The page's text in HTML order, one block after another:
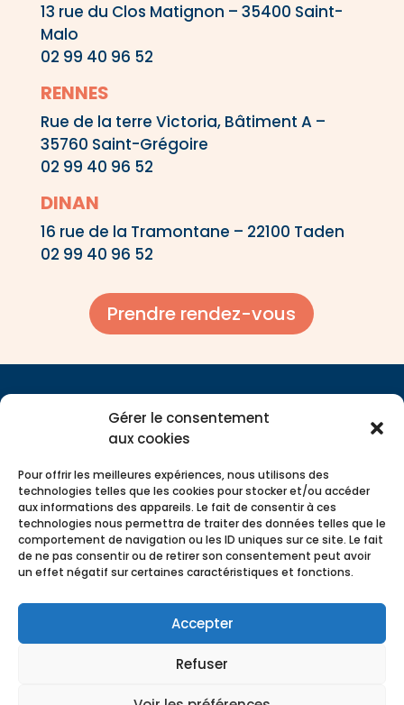
Gérer le consentement
aux cookies
Pour offrir les meilleures expériences, nous utilisons des
technologies telles que les cookies pour stocker et/ou accéder
aux informations des appareils. Le fait de consentir à ces
technologies nous permettra de traiter des données telles que le
comportement de navigation ou les ID uniques sur ce site. Le fait
de ne pas consentir ou de retirer son consentement peut avoir
un effet négatif sur certaines caractéristiques et fonctions.
Accepter
Refuser
13 rue du Clos Matignon – 35400 Saint-
Malo
02 99 40 96 52
RENNES
Rue de la terre Victoria, Bâtiment A –
35760 Saint-Grégoire
02 99 40 96 52
DINAN
16 rue de la Tramontane – 22100 Taden
02 99 40 96 52
Prendre rendez-vous
Comptagesma | Expert Comptable à Dinan
Comptagesma recrute >